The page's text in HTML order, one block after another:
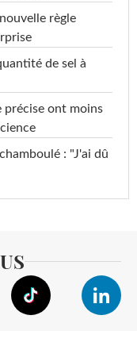
règle
de sel à
précise ont moins
: "J'ai dû